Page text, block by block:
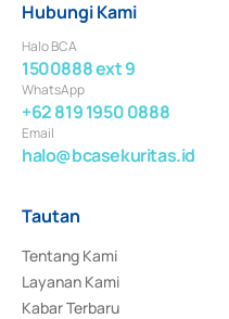
Hubungi Kami
Halo BCA
1500888 ext 9
WhatsApp
+62 819 1950 0888
Email
halo@bcasekuritas.id
Tautan
Tentang Kami
Layanan Kami
Kabar Terbaru